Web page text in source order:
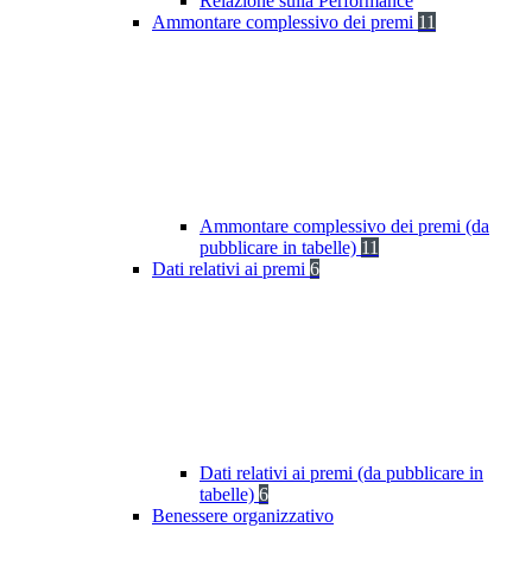
Ammontare complessivo dei premi 11
Ammontare complessivo dei premi (da
pubblicare in tabelle) 11
Dati relativi ai premi 6
Dati relativi ai premi (da pubblicare in
tabelle) 6
Benessere organizzativo